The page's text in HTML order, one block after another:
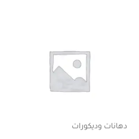
دهانات وديكورات